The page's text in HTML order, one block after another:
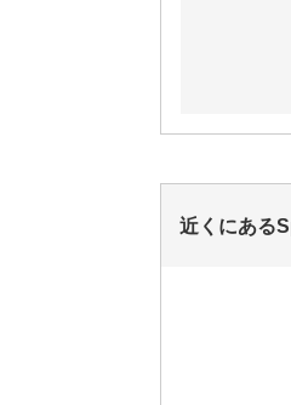
近くにある